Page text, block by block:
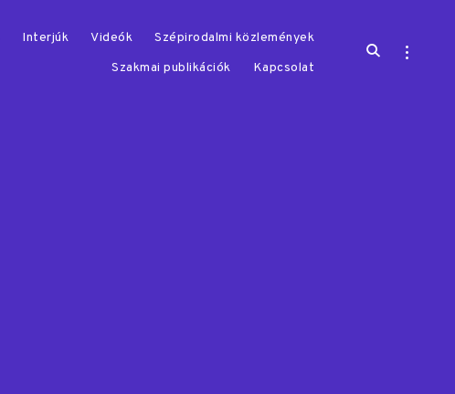
Interjúk Videók
Szépirodalmi közlemények
Szakmai publikációk
Kapcsolat
open
open